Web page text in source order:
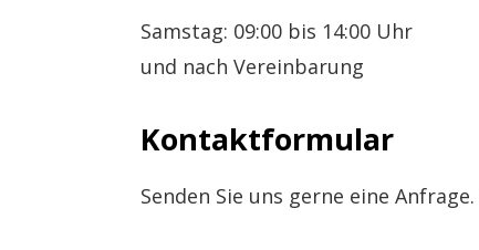
Samstag: 09:00 bis 14:00 Uhr
und nach Vereinbarung
Kontaktformular
Senden Sie uns gerne eine